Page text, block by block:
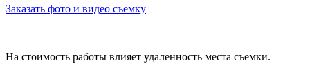
Заказать фото и видео съемку
На стоимость работы влияет удаленность места съемки.